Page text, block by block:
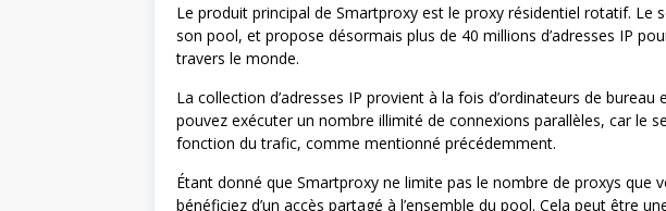
Le produit principal de Smartproxy est le proxy résidentiel rotatif. Le
son pool, et propose désormais plus de 40 millions d’adresses IP
travers le monde.
La collection d’adresses IP provient à la fois d’ordinateurs de bureau
pouvez exécuter un nombre illimité de connexions parallèles, car le
fonction du trafic, comme mentionné précédemment.
Étant donné que Smartproxy ne limite pas le nombre de proxys que
bénéficiez d’un accès partagé à l’ensemble du pool. Cela peut être